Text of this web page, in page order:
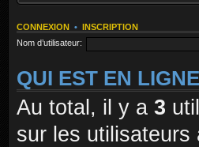
CONNEXION • INSCRIPTION
Nom d’utilisateur:
QUI EST EN
Au total, il y a 3
sur les utilisateurs